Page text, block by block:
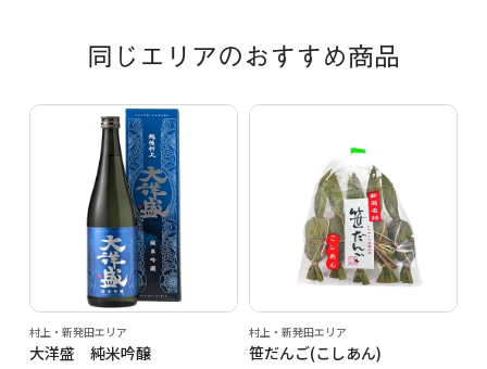
同じエリアのおすすめ商品
村上・新発田エリア
大洋盛 純米吟醸
村上・新発田エリア
笹だんご(こしあん)